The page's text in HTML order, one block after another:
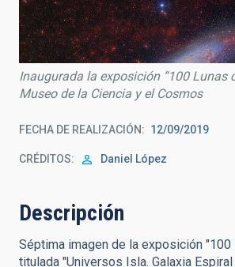
Inaugurada la exposición “100 Lunas
Museo de la Ciencia y el Cosmos
FECHA DE REALIZACIÓN 12/09/2019
CRÉDITOS Daniel López
Descripción
Séptima imagen de la exposición "100
titulada "Universos Isla. Galaxia